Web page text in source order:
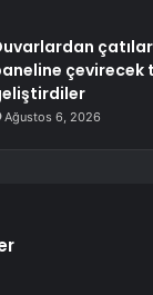
çevirecek
Ağustos 6, 2026